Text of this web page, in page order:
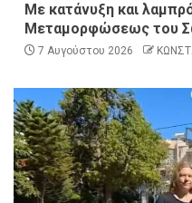
Με κατάνυξη και
Μεταμορφώσεως του
7 Αυγούστου 2026